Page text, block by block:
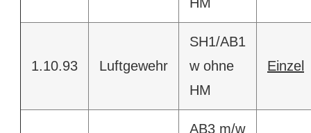
1.10.93 Luftgewehr
SH1/AB1
w ohne
HM
Einzel
AB3 m/w